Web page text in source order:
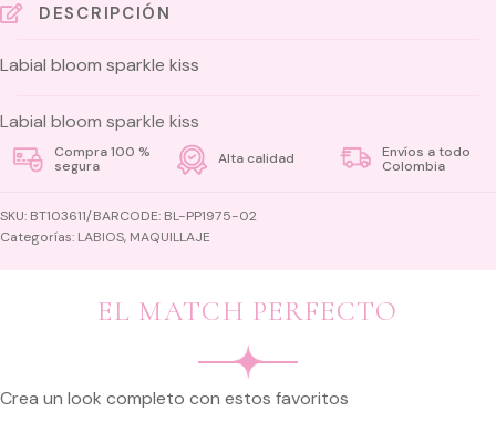
DESCRIPCIÓN
Labial bloom sparkle kiss
Labial bloom sparkle kiss
Compra 100 %
segura
Alta calidad
Envíos a todo
Colombia
SKU: BT103611/BARCODE: BL-PP1975-02
Categorías: LABIOS, MAQUILLAJE
EL MATCH PERFECTO
Crea un look completo con estos favoritos